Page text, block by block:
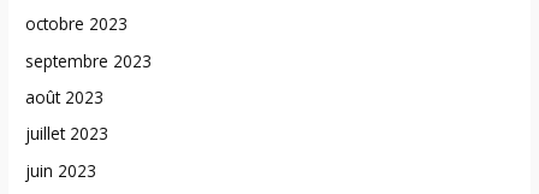
octobre 2023
septembre 2023
août 2023
juillet 2023
juin 2023